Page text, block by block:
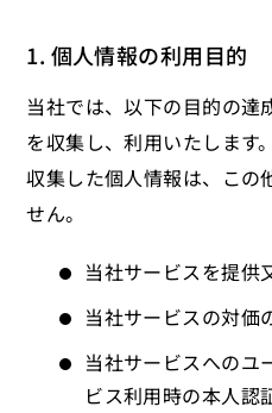
1. 個人情報の利用目的
当社では、以下の目的の達
を収集し、利用いたします。
収集した個人情報は、この
せん。
当社サービスを提供
当社サービスの対価
当社サービスへのユ
ビス利用時の本人認